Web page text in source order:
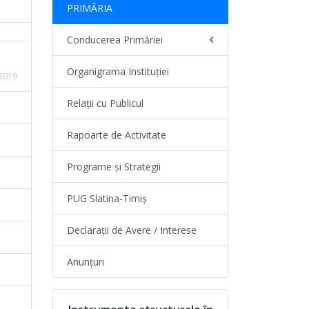
PRIMĂRIA
Conducerea Primăriei
Organigrama Instituției
Relații cu Publicul
Rapoarte de Activitate
Programe și Strategii
PUG Slatina-Timiș
Declarații de Avere / Interese
Anunțuri